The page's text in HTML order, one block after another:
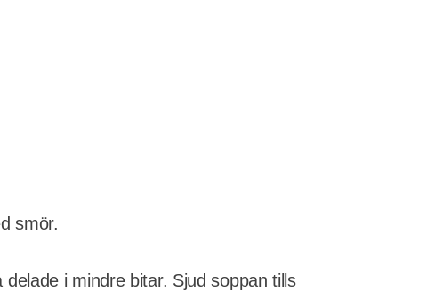
smör.
i mindre bitar. Sjud soppan tills